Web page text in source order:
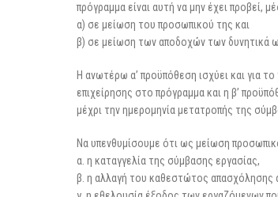
πρόγραμμα είναι αυτή να μην έχει προβεί,
α) σε μείωση του προσωπικού της και
β) σε μείωση των αποδοχών των δυνητικά
Η ανωτέρω α’ προϋπόθεση ισχύει και για
επιχείρησης στο πρόγραμμα και η β’
μέχρι την ημερομηνία μετατροπής της
Να υπενθυμίσουμε ότι ως μείωση
α. η καταγγελία της σύμβασης εργασίας,
β. η αλλαγή του καθεστώτος απασχόλησης